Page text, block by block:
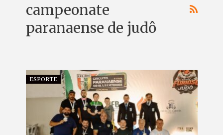
campeonate
paranaense de judô
ESPORTE